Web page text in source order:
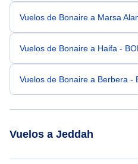
Vuelos de Bonaire a Marsa
Vuelos de Bonaire a Haifa -
Vuelos de Bonaire a Berbera -
Vuelos a Jeddah